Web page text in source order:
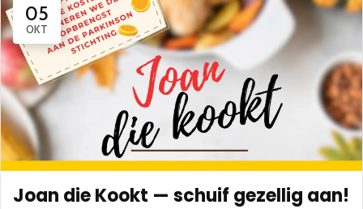
05
OKT
Joan die Kookt — schuif gezellig aan!